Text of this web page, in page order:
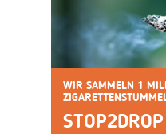
WIR SAMMELN 1
STOP2DROP